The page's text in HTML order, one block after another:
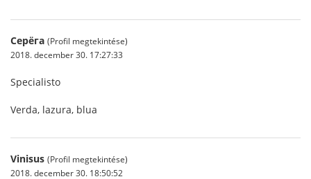
Серёга (Profil megtekintése)
2018. december 30. 17:27:33
Specialisto
Verda, lazura, blua
Vinisus (Profil megtekintése)
2018. december 30. 18:50:52